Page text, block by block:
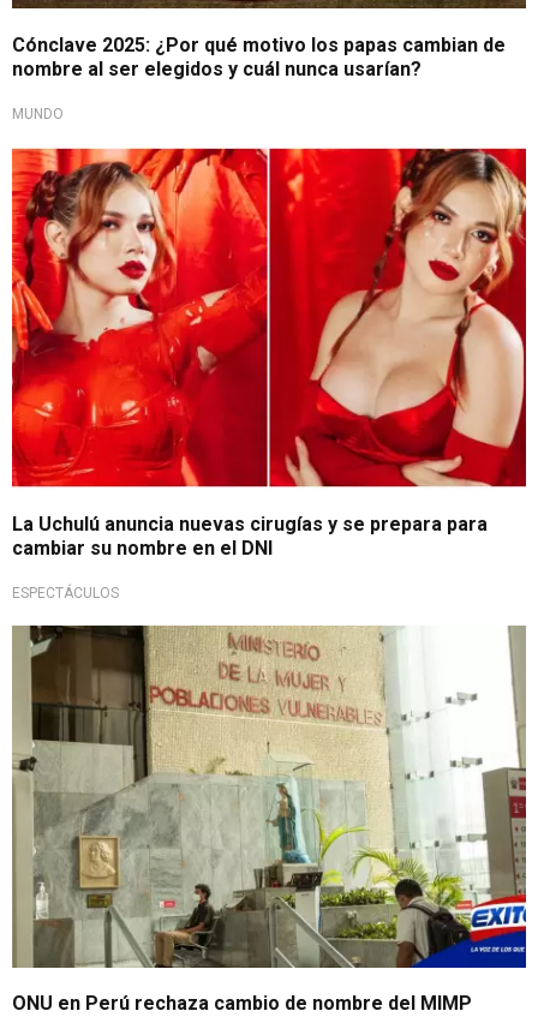
Cónclave 2025: ¿Por qué motivo los papas cambian de
nombre al ser elegidos y cuál nunca usarían?
MUNDO
¡Nuevos cambios!
La Uchulú anuncia nuevas cirugías y se prepara para
cambiar su nombre en el DNI
ESPECTÁCULOS
ONU en Perú rechaza cambio de nombre del MIMP